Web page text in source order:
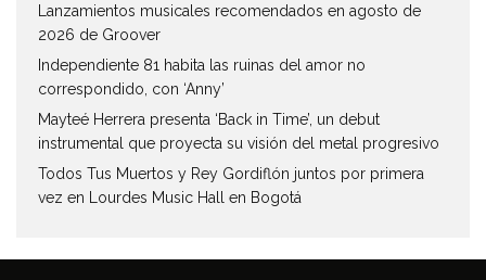
Lanzamientos musicales recomendados en agosto de
2026 de Groover
Independiente 81 habita las ruinas del amor no
correspondido, con ‘Anny’
Mayteé Herrera presenta ‘Back in Time’, un debut
instrumental que proyecta su visión del metal progresivo
Todos Tus Muertos y Rey Gordiflón juntos por primera
vez en Lourdes Music Hall en Bogotá